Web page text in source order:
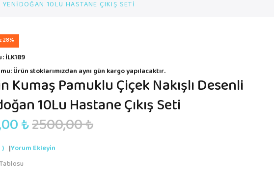
10LU HASTANE ÇIKIŞ SETİ
28%
İLK189
Ürün stoklarımızdan aynı gün kargo yapılacaktır.
Kumaş Pamuklu Çiçek Nakışlı Desenli
10Lu Hastane Çıkış Seti
₺2500,00 ₺
|Yorum Ekleyin